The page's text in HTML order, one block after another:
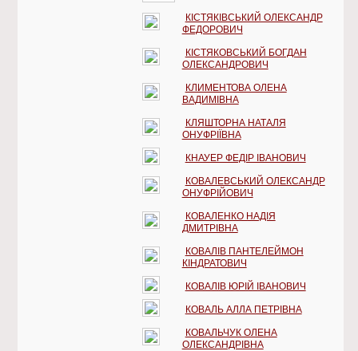
КІСТЯКІВСЬКИЙ ОЛЕКСАНДР
ФЕДОРОВИЧ
КІСТЯКОВСЬКИЙ БОГДАН
ОЛЕКСАНДРОВИЧ
КЛИМЕНТОВА ОЛЕНА
ВАДИМІВНА
КЛЯШТОРНА НАТАЛЯ
ОНУФРІЇВНА
КНАУЕР ФЕДІР ІВАНОВИЧ
КОВАЛЕВСЬКИЙ ОЛЕКСАНДР
ОНУФРІЙОВИЧ
КОВАЛЕНКО НАДІЯ
ДМИТРІВНА
КОВАЛІВ ПАНТЕЛЕЙМОН
КІНДРАТОВИЧ
КОВАЛІВ ЮРІЙ ІВАНОВИЧ
КОВАЛЬ АЛЛА ПЕТРІВНА
КОВАЛЬЧУК ОЛЕНА
ОЛЕКСАНДРІВНА